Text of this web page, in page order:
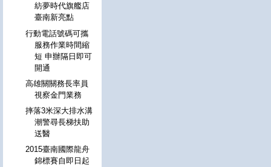
紡夢時代旗艦店
臺南新亮點
行動電話號碼可攜
服務作業時間縮
短 申辦隔日即可
開通
高雄關關務長率員
視察金門業務
摔落3米深大排水溝
潮警尋長梯扶助
送醫
2015臺南國際龍舟
錦標賽自即日起